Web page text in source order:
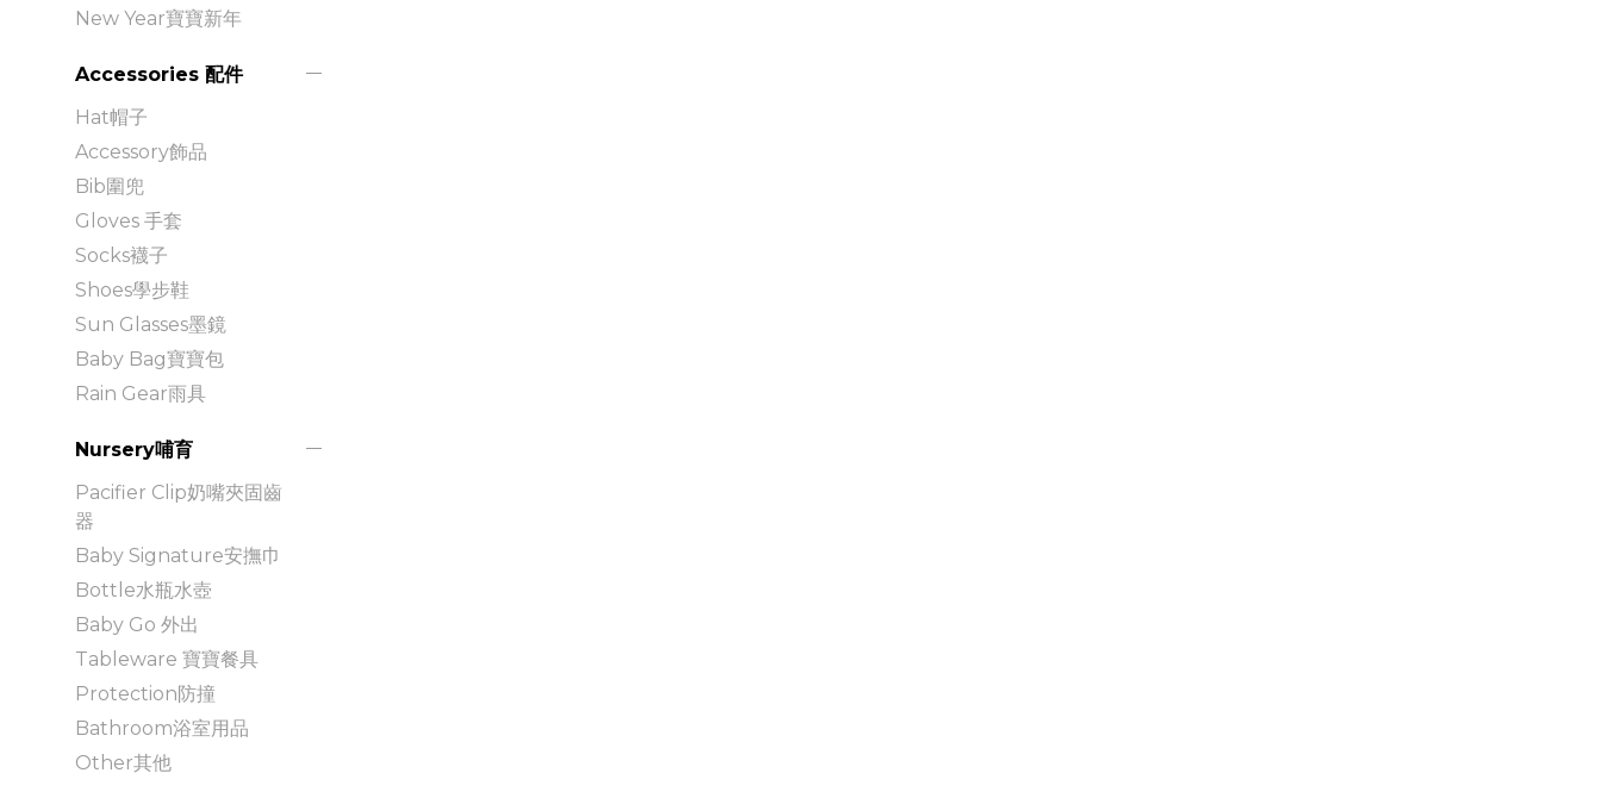
New Year寶寶新年
Accessories 配件
Hat帽子
Accessory飾品
Bib圍兜
Gloves 手套
Socks襪子
Shoes學步鞋
Sun Glasses墨鏡
Baby Bag寶寶包
Rain Gear雨具
Nursery哺育
Pacifier Clip奶嘴夾固齒
器
Baby Signature安撫巾
Bottle水瓶水壺
Baby Go 外出
Tableware 寶寶餐具
Protection防撞
Bathroom浴室用品
Other其他